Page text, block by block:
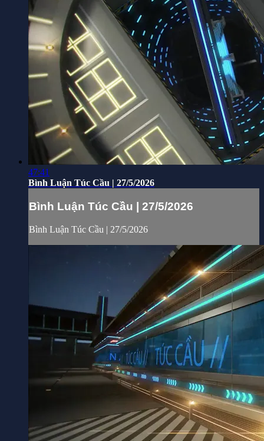
47:41
Bình Luận Túc Cầu | 27/5/2026
Bình Luận Túc Cầu | 27/5/2026
Bình Luận Túc Cầu | 27/5/2026